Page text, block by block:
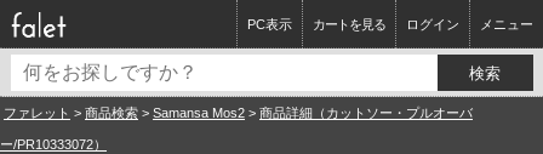
ログイン メニュー
カートを見る
PC表示
ファレット > 商品検索 > Samansa Mos2 > 商品詳細（カットソー・プルオーバ
ー/PR10333072）